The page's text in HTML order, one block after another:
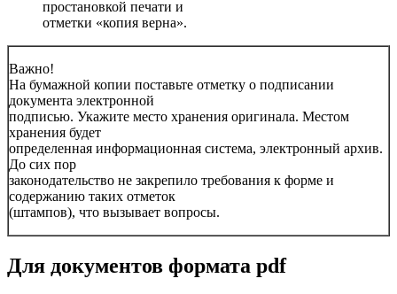
простановкой печати и
отметки «копия верна».
Важно!
На бумажной копии поставьте отметку о подписании
документа электронной
подписью. Укажите место хранения оригинала. Местом
хранения будет
определенная информационная система, электронный архив.
До сих пор
законодательство не закрепило требования к форме и
содержанию таких отметок
(штампов), что вызывает вопросы.
Для документов формата pdf